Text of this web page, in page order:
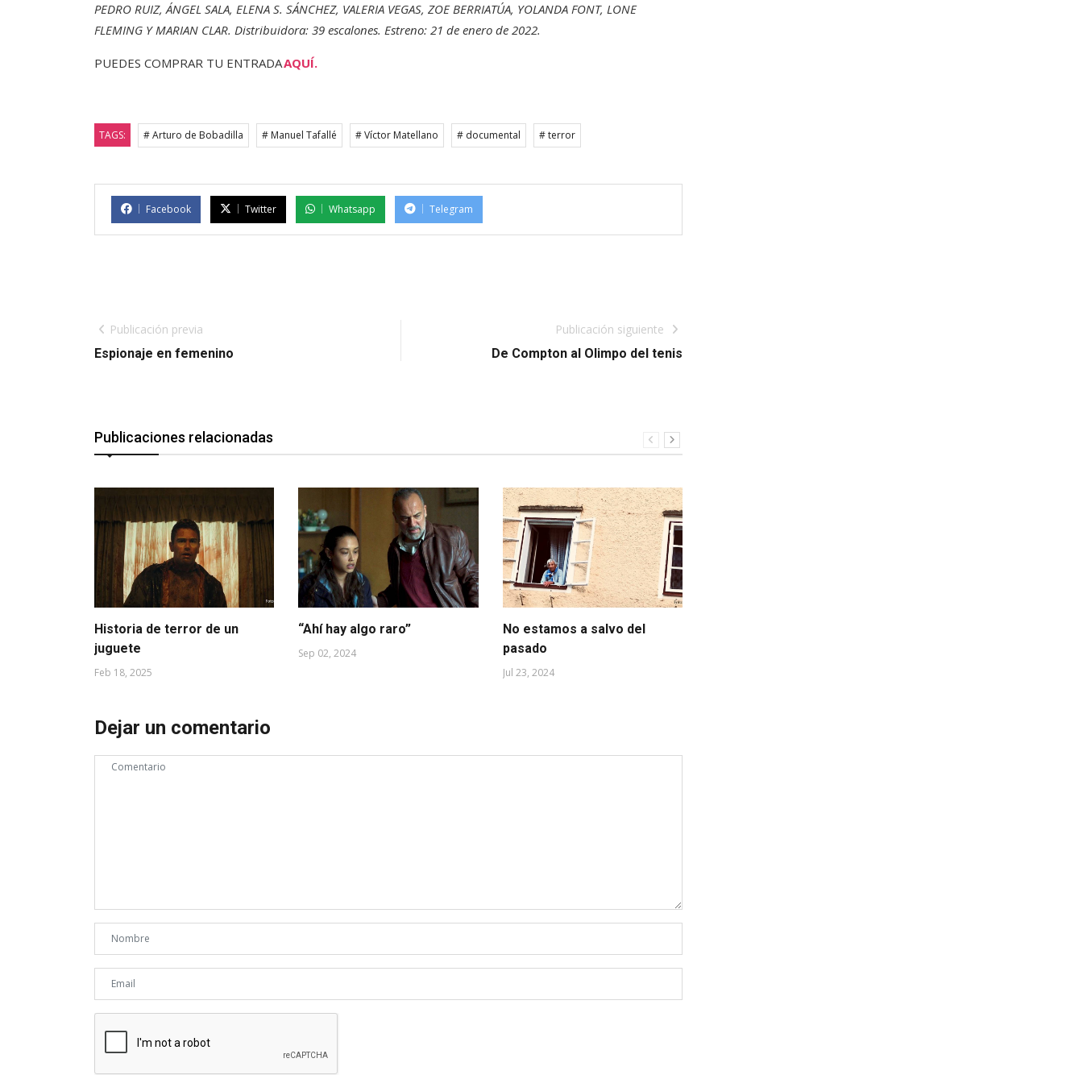
PEDRO RUIZ, ÁNGEL SALA, ELENA S. SÁNCHEZ, VALERIA VEGAS, ZOE BERRIATÚA, YOLANDA FONT, LONE
FLEMING Y MARIAN CLAR. Distribuidora: 39 escalones. Estreno: 21 de enero de 2022.
PUEDES COMPRAR TU ENTRADAAQUÍ.
TAGS: # Arturo de Bobadilla # Manuel Tafallé # Víctor Matellano # documental # terror
Facebook Twitter Whatsapp Telegram
Publicación previa
Espionaje en femenino
Publicación siguiente
De Compton al Olimpo del tenis
Publicaciones relacionadas
Historia de terror de un
juguete
Feb 18, 2025
“Ahí hay algo raro”
Sep 02, 2024
No estamos a salvo del
pasado
Jul 23, 2024
Dejar un comentario